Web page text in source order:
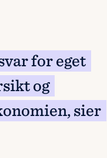
for eget
og
sier